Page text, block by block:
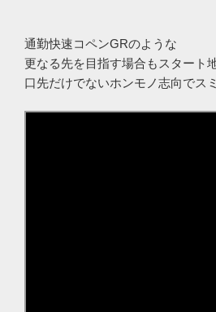
通勤快速コペンGRのような
更なる先を目指す場合もスタート
口先だけでないホンモノ志向でス